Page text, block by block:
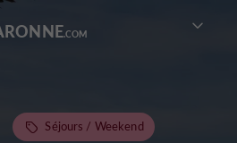
Séjours / Weekend